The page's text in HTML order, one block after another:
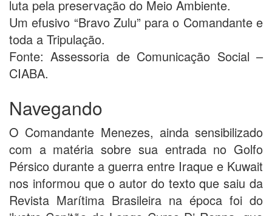
luta pela preservação do Meio Ambiente.
Um efusivo “Bravo Zulu” para o Comandante e
toda a Tripulação.
Fonte: Assessoria de Comunicação Social –
CIABA.
Navegando
O Comandante Menezes, ainda sensibilizado
com a matéria sobre sua entrada no Golfo
Pérsico durante a guerra entre Iraque e Kuwait
nos informou que o autor do texto que saiu da
Revista Marítima Brasileira na época foi do